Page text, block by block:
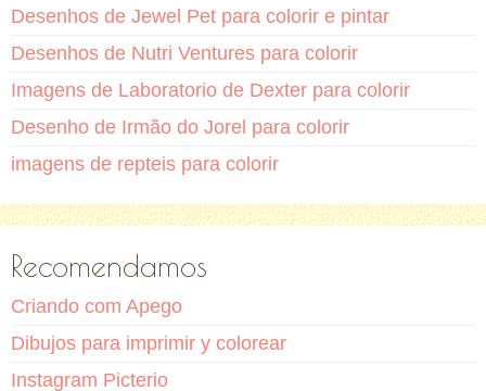
Desenhos de Jewel Pet para colorir e pintar
Desenhos de Nutri Ventures para colorir
Imagens de Laboratorio de Dexter para colorir
Desenho de Irmão do Jorel para colorir
imagens de repteis para colorir
Recomendamos
Criando com Apego
Dibujos para imprimir y colorear
Instagram Picterio